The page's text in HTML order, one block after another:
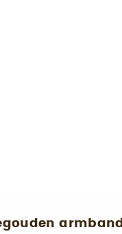
armband